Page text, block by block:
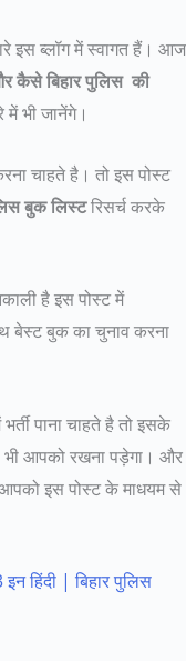
इस ब्लॉग में स्वागत हैं। आज
कैसे बिहार पुलिस की
में भी जानेंगे।
चाहते है। तो इस पोस्ट
बुक लिस्टरिसर्च करके
है इस पोस्ट में
बेस्ट बुक का चुनाव करना
पाना चाहते है तो इसके
आपको रखना पड़ेगा। और
इस पोस्ट के माधयम से
हिंदी | बिहार पुलिस